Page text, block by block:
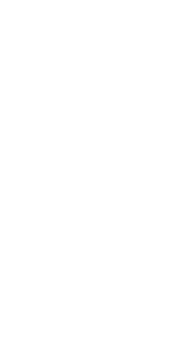
gestão de
de
que possa
ou
seja ilegal,
invasivo da
vírus
como